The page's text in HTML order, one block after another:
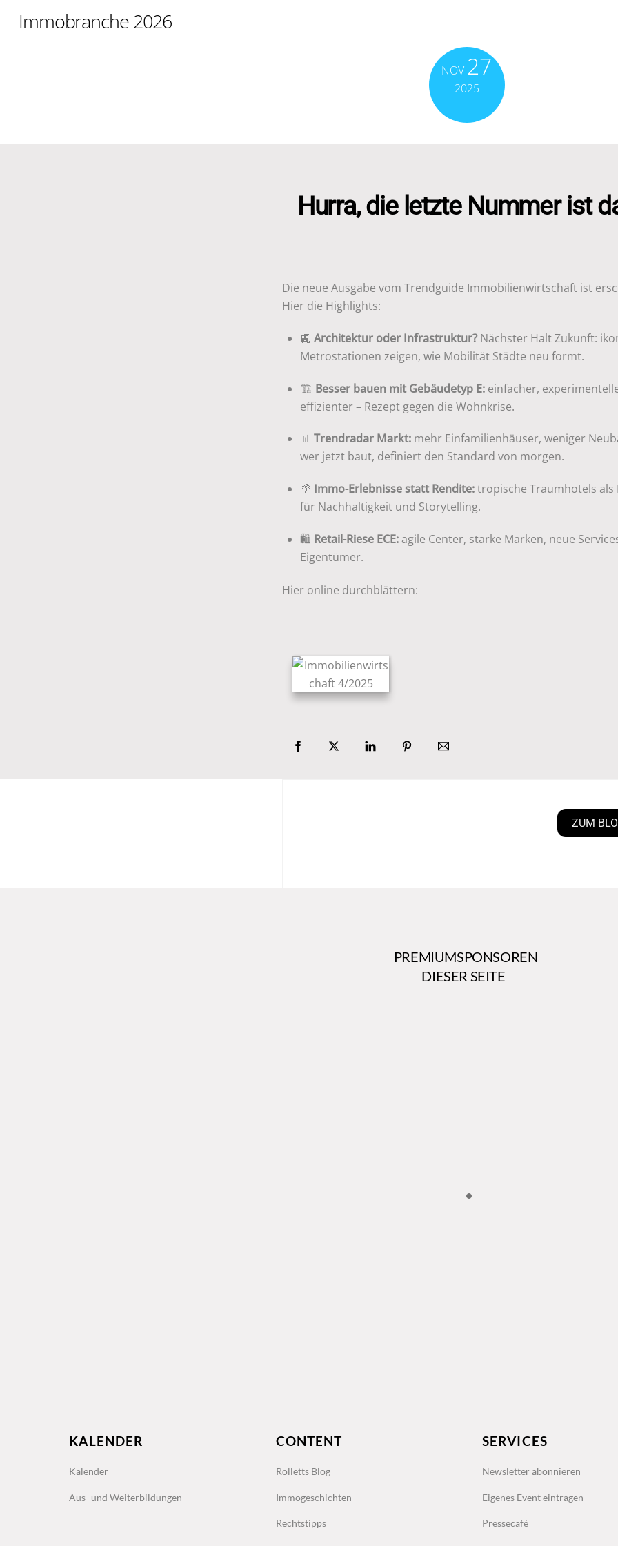
Immobranche 2026
NOV 27
2025
Hurra, die letzte Nummer ist
Die neue Ausgabe vom Trendguide Immobilienwirtschaft ist
Hier die Highlights:
🚉 Architektur oder Infrastruktur?Nächster Halt Zukunft:
Metrostationen zeigen, wie Mobilität Städte neu formt.
🏗️ Besser bauen mit Gebäudetyp E:einfacher,
effizienter – Rezept gegen die Wohnkrise.
📊 Trendradar Markt:mehr Einfamilienhäuser, weniger
wer jetzt baut, definiert den Standard von morgen.
🌴 Immo-Erlebnisse statt Rendite:tropische Traumhotels als
für Nachhaltigkeit und Storytelling.
🛍️ Retail-Riese ECE:agile Center, starke Marken, neue
Eigentümer.
Hier online durchblättern:
ZUM
PREMIUMSPONSOREN
DIESER SEITE
KALENDER
Kalender
Aus- und Weiterbildungen
CONTENT
Rolletts Blog
Immogeschichten
Rechtstipps
SERVICES
Newsletter abonnieren
Eigenes Event eintragen
Pressecafé